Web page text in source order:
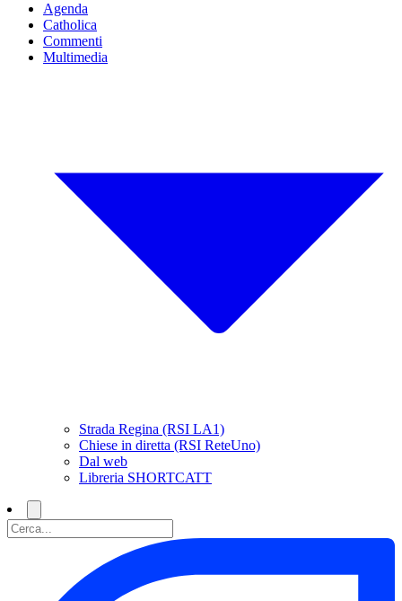
Agenda
Catholica
Commenti
Multimedia
Strada Regina (RSI LA1)
Chiese in diretta (RSI ReteUno)
Dal web
Libreria SHORTCATT